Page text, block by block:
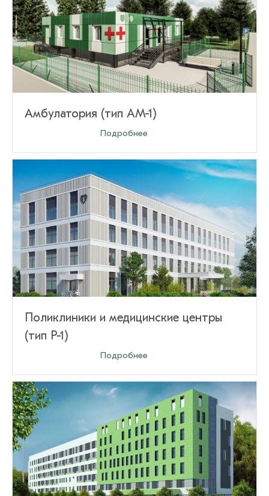
Амбулатория (тип AM-1)
Подробнее
Поликлиники и медицинские центры
(тип Р-1)
Подробнее